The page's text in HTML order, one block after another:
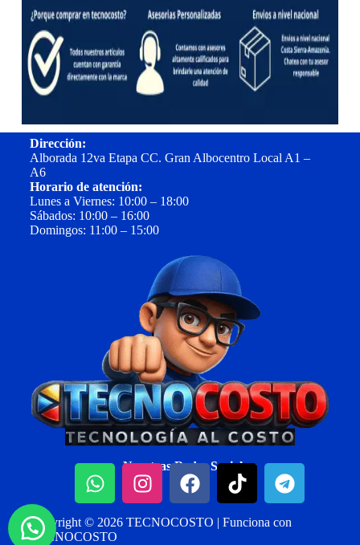
Dirección:
Alborada 12va Etapa CC. Gran Albocentro Local A1 –
A6
Horario de atención:
Lunes a Viernes: 10:00 – 18:00
Sábados: 10:00 – 16:00
Domingos: 11:00 – 15:00
Nuestras Redes Sociales:
Copyright © 2026 TECNOCOSTO | Funciona con
TECNOCOSTO